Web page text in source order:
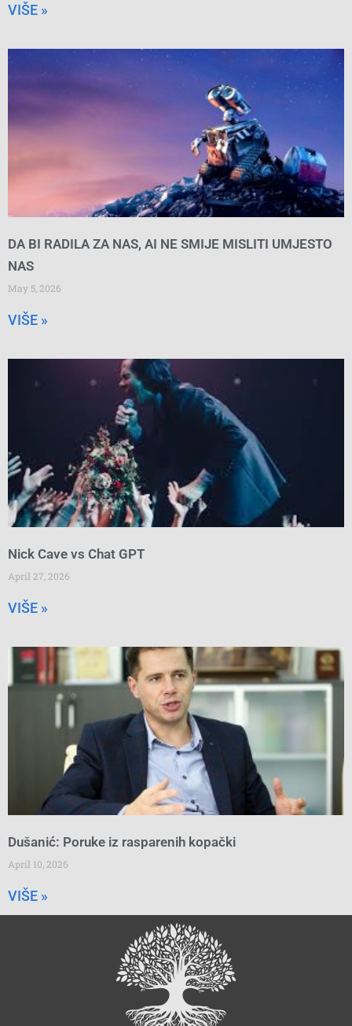
VIŠE »
DA BI RADILA ZA NAS, AI NE SMIJE MISLITI UMJESTO
NAS
May 5, 2026
VIŠE »
Nick Cave vs Chat GPT
April 27, 2026
VIŠE »
Dušanić: Poruke iz rasparenih kopački
April 10, 2026
VIŠE »